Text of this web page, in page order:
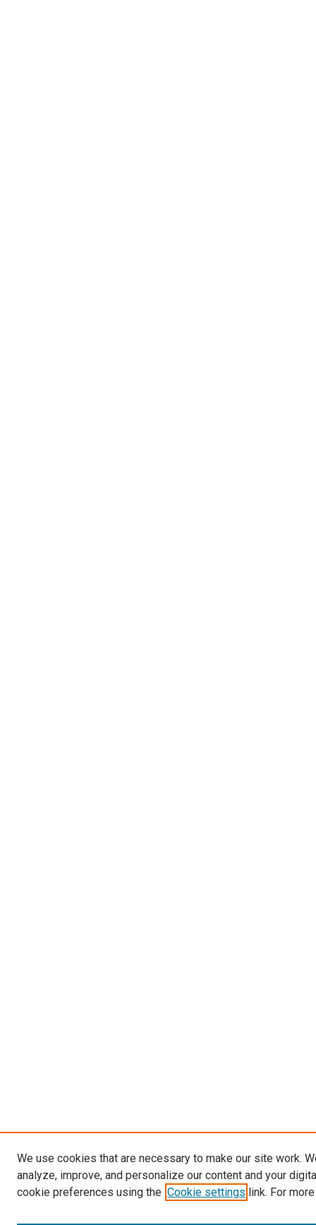
We use cookies that are necessary to make our site work.
analyze, improve, and personalize our content and your
cookie preferences using the Cookie settings link. For